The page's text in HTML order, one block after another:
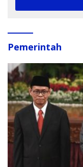
Pemerintah